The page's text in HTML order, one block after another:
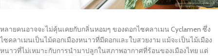
หลายคนอาจจะไม่คุ้นเคยกับกลิ่นหอมๆ ของดอกไซคลาเมน Cyclamen ซึ่ง
ไซคลาเมนเป็นไม้ดอกเมืองหนาวที่มีดอกและใบสวยงาม แม้จะเป็นไม้เมือง
หนาวที่ไม่เหมาะกับการนำมาปลูกในสภาพอากาศที่ร้อนของเมืองไทย แต่